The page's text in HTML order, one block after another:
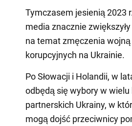
Tymczasem jesienią 2023
media znacznie
na temat zmęczenia wojną
korupcyjnych na Ukrainie.
Po Słowacji i Holandii, w
odbędą się wybory w wielu
partnerskich Ukrainy, w
mogą dojść przeciwnicy